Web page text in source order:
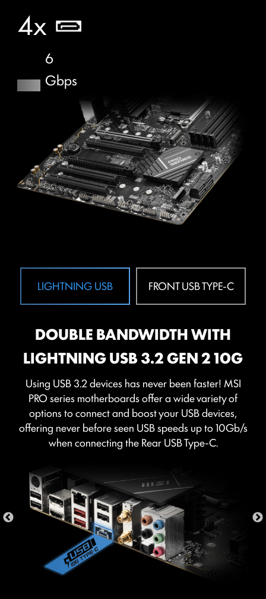
4x
6
Gbps
LIGHTNING USB FRONT USB TYPE-C
DOUBLE BANDWIDTH WITH
LIGHTNING USB 3.2 GEN 2 10G
Using USB 3.2 devices has never been faster! MSI
PRO series motherboards offer a wide variety of
options to connect and boost your USB devices,
offering never before seen USB speeds up to 10Gb/s
when connecting the Rear USB Type-C.
เลือกจากโปรไฟล์ XMP ที่ตั้งไว้ล่วงหน้าและโอเวอร์คล็อก
หน่วยความจำ DDR ที่เข้ากันได้โดยอัตโนมัติ
VMD (VOLUME MANAGEMENT
DEVICE)
เปิดใช้งานการควบคุมและการจัดการ NVMe SSD โดยตรง
จากบัส PCIe โดยไม่ต้องมีอะแดปเตอร์ฮาร์ดแวร์เพิ่มเติม
M-FLASH
HARDWARE MONITOR
รวมถึงอุณหภูมิ ความจุของหน่วยความจำ ความเร็วสัญญาณ
นาฬิกา และแรงดันไฟฟ้า
รับความเร็วสูงสุดจากหน่วยความจำระบบของคุณและรับ
ประสิทธิภาพที่มากขึ้น
SEARCH & FAVORITES
นำคุณไปยังเมนู BIOS ที่คุณกำหนดไว้อย่างรวดเร็ว
EXCLUSIVE UI ของ AIDA64
EXTREME